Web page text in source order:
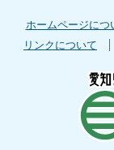
ホームページにつ
リンクについて